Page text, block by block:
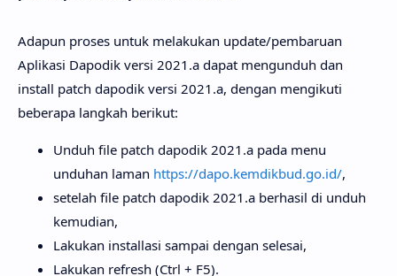
Adapun proses untuk melakukan update/pembaruan
Aplikasi Dapodik versi 2021.a dapat mengunduh dan
install patch dapodik versi 2021.a, dengan mengikuti
beberapa langkah berikut:
Unduh file patch dapodik 2021.a pada menu
unduhan laman https://dapo.kemdikbud.go.id/,
setelah file patch dapodik 2021.a berhasil di unduh
kemudian,
Lakukan installasi sampai dengan selesai,
Lakukan refresh (Ctrl + F5).